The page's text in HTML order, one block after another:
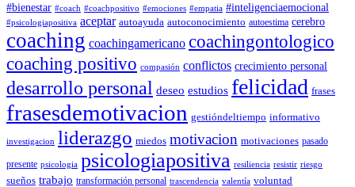
#bienestar #coach #coachpositivo #emociones #empatia #inteligenciaemocional
#psicologiapositiva aceptar autoayuda autoconocimiento autoestima cerebro
coaching coachingamericano coachingontologico
coaching positivo compasión conflictos crecimiento personal
desarrollo personal deseo estudios felicidad frases
frasesdemotivacion gestióndeltiempo informativo
investigacion liderazgo miedos motivacion motivaciones pasado
presente psicologia psicologiapositiva resiliencia resistir riesgo
sueños trabajo transformación personal trascendencia valentía voluntad